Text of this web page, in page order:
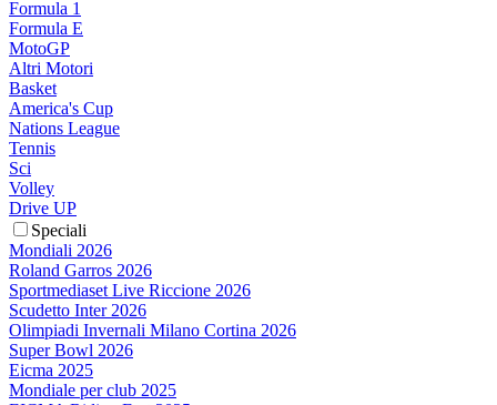
Formula 1
Formula E
MotoGP
Altri Motori
Basket
America's Cup
Nations League
Tennis
Sci
Volley
Drive UP
Speciali
Mondiali 2026
Roland Garros 2026
Sportmediaset Live Riccione 2026
Scudetto Inter 2026
Olimpiadi Invernali Milano Cortina 2026
Super Bowl 2026
Eicma 2025
Mondiale per club 2025